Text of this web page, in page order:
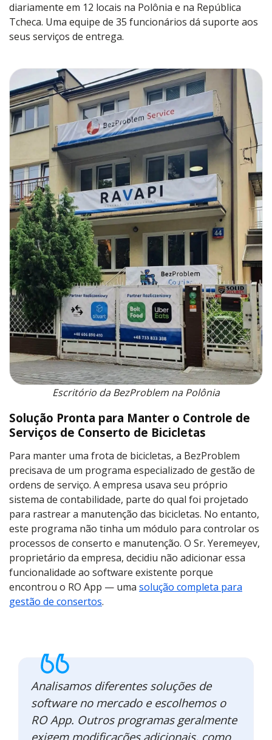
diariamente em 12 locais na Polônia e na República
Tcheca. Uma equipe de 35 funcionários dá suporte aos
seus serviços de entrega.
Escritório da BezProblem na Polônia
Solução Pronta para Manter o Controle de
Serviços de Conserto de Bicicletas
Para manter uma frota de bicicletas, a BezProblem
precisava de um programa especializado de gestão de
ordens de serviço. A empresa usava seu próprio
sistema de contabilidade, parte do qual foi projetado
para rastrear a manutenção das bicicletas. No entanto,
este programa não tinha um módulo para controlar os
processos de conserto e manutenção. O Sr. Yeremeyev,
proprietário da empresa, decidiu não adicionar essa
funcionalidade ao software existente porque
encontrou o RO App — uma solução completa para
gestão de consertos.
Analisamos diferentes soluções de
software no mercado e escolhemos o
RO App. Outros programas geralmente
exigem modificações adicionais, como